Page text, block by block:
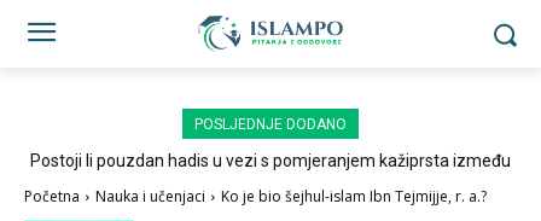
POSLJEDNJE DODANO
Postoji li pouzdan hadis u vezi s pomjeranjem kažiprsta između
Početna Nauka i učenjaci Ko je bio šejhul-islam Ibn Tejmijje, r. a.?